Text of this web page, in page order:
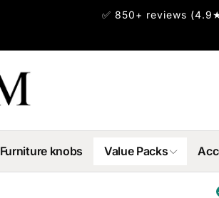
✅ 850+ reviews
Furniture knobs Value Packs